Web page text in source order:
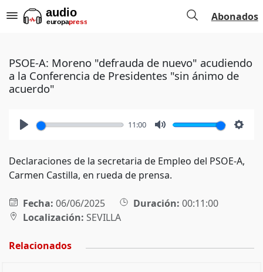
Abonados
PSOE-A: Moreno "defrauda de nuevo" acudiendo
a la Conferencia de Presidentes "sin ánimo de
acuerdo"
11:00
Declaraciones de la secretaria de Empleo del PSOE-A,
Carmen Castilla, en rueda de prensa.
Fecha: 06/06/2025 Duración: 00:11:00
Localización: SEVILLA
Relacionados